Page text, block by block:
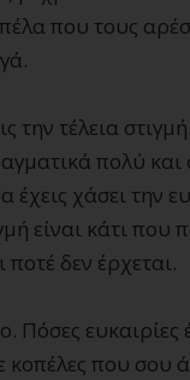
που τους
την τέλεια
πολύ και
έχεις χάσει την
είναι κάτι που
ποτέ δεν έρχεται.
Πόσες ευκαιρίες
κοπέλες που σου